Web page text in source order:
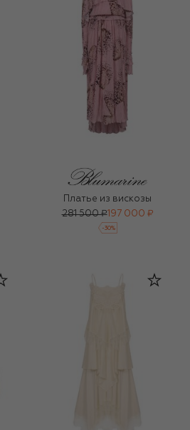
Платье из вискозы
281 500 ₽197 000 ₽
-30%